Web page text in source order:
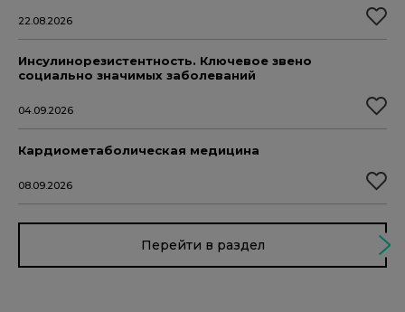
22.08.2026
Инсулинорезистентность. Ключевое звено
социально значимых заболеваний
04.09.2026
Кардиометаболическая медицина
08.09.2026
Перейти в раздел